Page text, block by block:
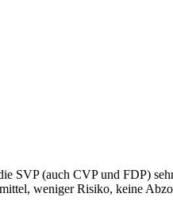
SVP (auch CVP und FDP)
weniger Risiko, keine